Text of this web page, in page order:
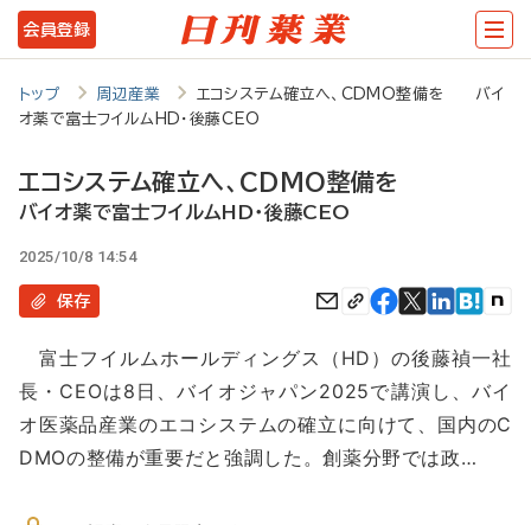
メ
イ
ツ
に
動
会員登録
トップ 周辺産業
エコシステム確立へ、CDMO整備を バイ
オ薬で富士フイルムHD・後藤CEO
エコシステム確立へ、CDMO整備を
バイオ薬で富士フイルムHD・後藤CEO
2025/10/8 14:54
保存
富士フイルムホールディングス（HD）の後藤禎一社
長・CEOは8日、バイオジャパン2025で講演し、バイ
オ医薬品産業のエコシステムの確立に向けて、国内のC
DMOの整備が重要だと強調した。創薬分野では政…